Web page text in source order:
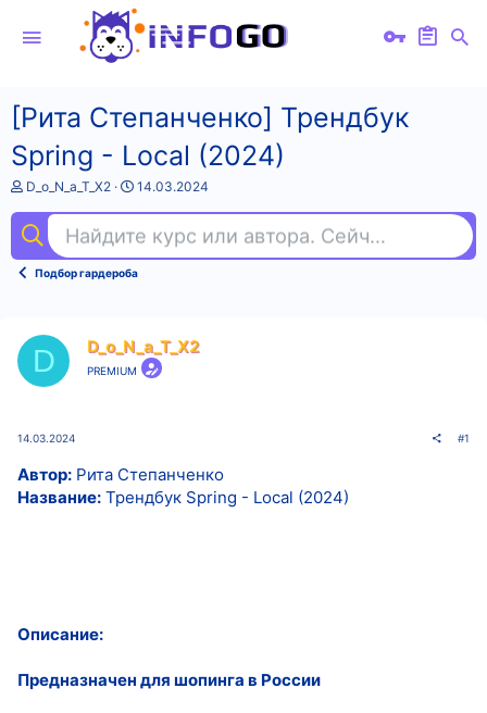
[Рита Степанченко] Трендбук
Spring - Local (2024)
А
т
о
т
D_o_N_a_T_X2
Д
а
н
а
14.03.2024
Найдите курс или автора. Сейчас ищут
Подбор гардероба
D D_o_N_a_T_X2
PREMIUM
14.03.2024 #1
Автор: Рита Степанченко
Название: Трендбук Spring - Local (2024)
Описание:
Предназначен для шопинга в России